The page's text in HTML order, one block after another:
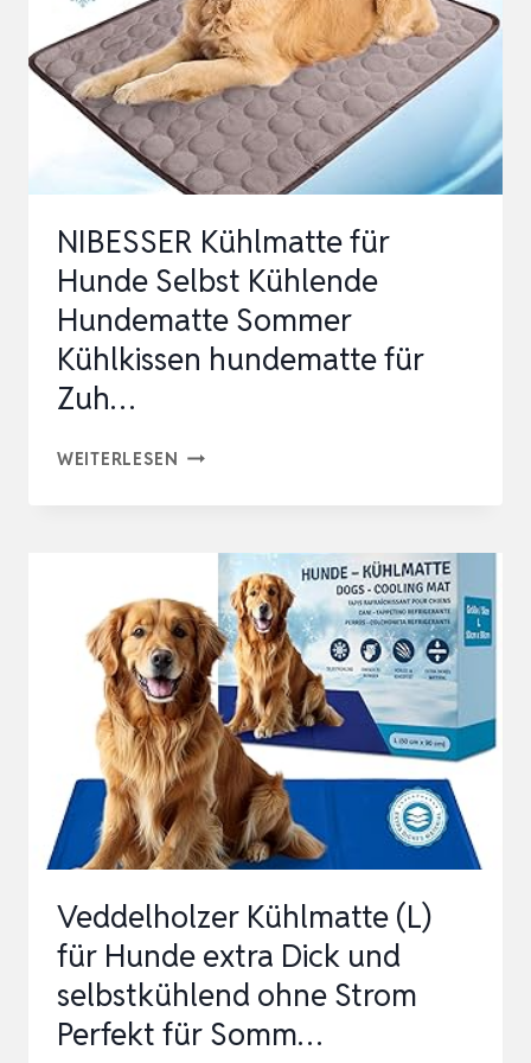
UND
SELBSTKÜHLEND
OHNE
STROM
PERFEKT
SOMM…
NIBESSER Kühlmatte für
Hunde Selbst Kühlende
Hundematte Sommer
Kühlkissen hundematte für
Zuh…
WEITERLESEN NIBESSER
SELBST
KÜHLENDE
HUNDEMATTE
SOMMER
KÜHLKISSEN
HUNDEMATTE
FÜR
ZUH…
Veddelholzer Kühlmatte (L)
für Hunde extra Dick und
selbstkühlend ohne Strom
Perfekt für Somm…